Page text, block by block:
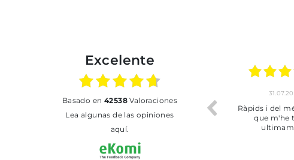
Excelente
basado en 42538Valoraciones
Lea algunas de las opiniones
aquí.
BUENA